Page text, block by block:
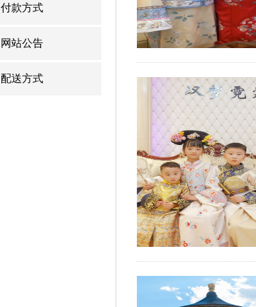
付款方式
网站公告
配送方式